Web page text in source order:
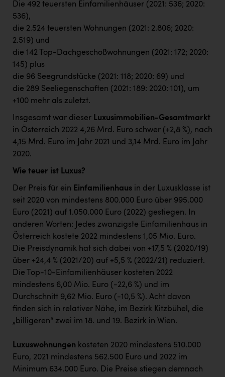
Die 492 teuersten Einfamilienhäuser (2021: 536; 2020:
536),
die 2.524 teuersten Wohnungen (2021: 2.806; 2020:
2.519) und
die 142 Top-Dachgeschoßwohnungen (2021: 172; 2020:
145) plus
die 96 Seegrundstücke (2021: 118; 2020: 69) und
die 289 Seeliegenschaften (2021: 189: 2020: 101), um
+100 mehr als zuletzt.
Insgesamt war dieser Luxusimmobilien-Gesamtmarkt
in Österreich 2022 4,26 Mrd. Euro schwer (+2,8 %), nach
4,15 Mrd. Euro im Jahr 2021 und 3,14 Mrd. Euro im Jahr
2020.
Wie teuer ist Luxus?
Der Preis für ein Einfamilienhaus in der Luxusklasse ist
seit 2020 von mindestens 800.000 Euro über 995.000
Euro (2021) auf 1.050.000 Euro (2022) gestiegen. In
anderen Worten: Jedes zwanzigste Einfamilienhaus in
Österreich kostete 2022 mindestens 1,05 Mio. Euro.
Die Preisdynamik hat sich dabei von +17,5 % (2020/19)
über +24,4 % (2021/20) auf +5,5 % (2022/21) reduziert.
Die Top-10-Einfamilienhäuser kosteten 2022
mindestens 6,00 Mio. Euro (-22,6 %) und im
Durchschnitt 9,62 Mio. Euro (-10,5 %). Acht davon
finden sich in relativer Nähe, im Bezirk Kitzbühel, die
„billigeren“ zwei im 18. und 19. Bezirk in Wien.
Luxuswohnungen kosteten 2020 mindestens 510.000
Euro, 2021 mindestens 562.500 Euro und 2022 im
Minimum 634.000 Euro. Die Preise stiegen demnach